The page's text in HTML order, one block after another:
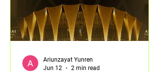
Ariunzayat Yunren
Jun 12
2 min read